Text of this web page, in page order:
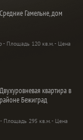
Средние Гамельне, дом
- Площадь 120 кв.м. - Цена
Двухуровневая квартира в
районе Бежиград
Площадь 295 кв.м. - Цена